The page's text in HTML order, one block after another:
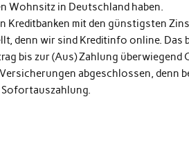
Wohnsitz in Deutschland haben.
Kreditbanken mit den günstigsten
denn wir sind Kreditinfo online. Das
bis zur (Aus) Zahlung überwiegend
abgeschlossen, denn